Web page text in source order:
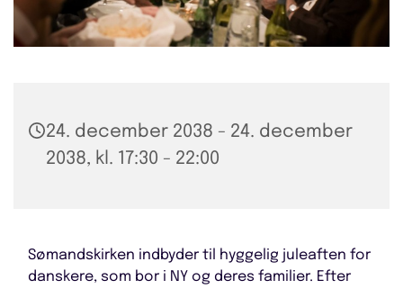
24. december 2038 - 24. december
2038, kl. 17:30 - 22:00
Sømandskirken indbyder til hyggelig juleaften for
danskere, som bor i NY og deres familier. Efter